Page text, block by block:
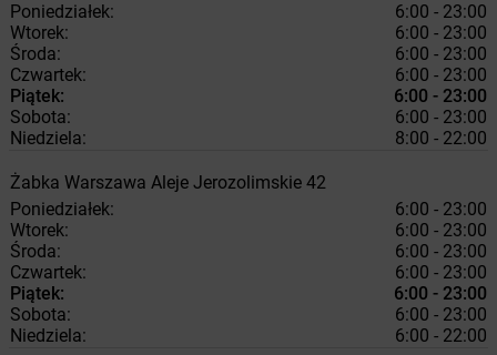
Poniedziałek:
6:00 - 23:00
Wtorek:
6:00 - 23:00
Środa:
6:00 - 23:00
Czwartek:
6:00 - 23:00
Piątek:
6:00 - 23:00
Sobota:
6:00 - 23:00
Niedziela:
8:00 - 22:00
Żabka Warszawa Aleje Jerozolimskie 42
Poniedziałek:
6:00 - 23:00
Wtorek:
6:00 - 23:00
Środa:
6:00 - 23:00
Czwartek:
6:00 - 23:00
Piątek:
6:00 - 23:00
Sobota:
6:00 - 23:00
Niedziela:
6:00 - 22:00